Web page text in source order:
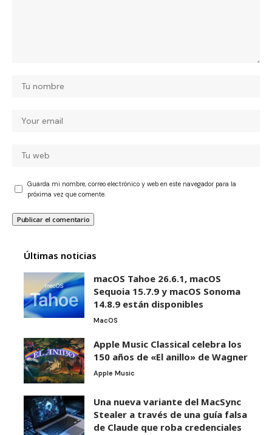
Guarda mi nombre, correo electrónico y web en este navegador para la
próxima vez que comente.
Últimas noticias
macOS Tahoe 26.6.1, macOS
Sequoia 15.7.9 y macOS Sonoma
14.8.9 están disponibles
MacOS
Apple Music Classical celebra los
150 años de «El anillo» de Wagner
Apple Music
Una nueva variante del MacSync
Stealer a través de una guía falsa
de Claude que roba credenciales